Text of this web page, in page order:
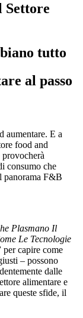
tutto
al passo
aumentare. E a
food and
provocherà
consumo che
panorama F&B
Plasmano Il
Le Tecnologie
per capire come
– possono
dalle
alimentare e
queste sfide, il